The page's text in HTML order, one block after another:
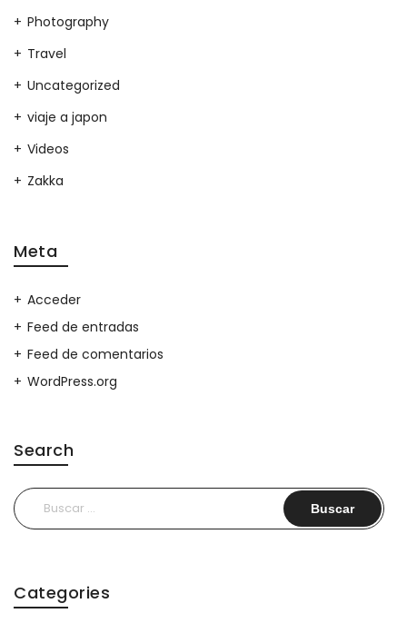
Photography
Travel
Uncategorized
viaje a japon
Videos
Zakka
Meta
Acceder
Feed de entradas
Feed de comentarios
WordPress.org
Search
Buscar:
Categories